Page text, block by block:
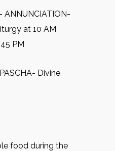
ANNUNCIATION-
at 10 AM
PM
Divine
food during the